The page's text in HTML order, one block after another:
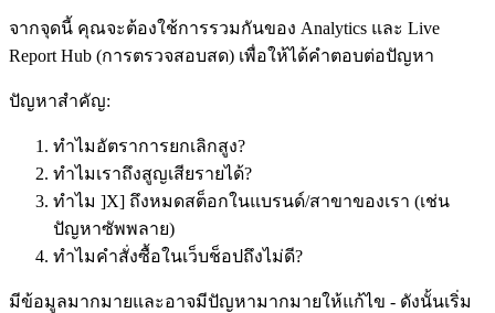
จากจุดนี้ คุณจะต้องใช้การรวมกันของ Analytics และ Live
Report Hub (การตรวจสอบสด) เพื่อให้ได้คำตอบต่อปัญหา
ปัญหาสำคัญ:
ทำไมอัตราการยกเลิกสูง?
ทำไมเราถึงสูญเสียรายได้?
ทำไม ]X] ถึงหมดสต็อกในแบรนด์/สาขาของเรา (เช่น
ปัญหาซัพพลาย)
ทำไมคำสั่งซื้อในเว็บช็อปถึงไม่ดี?
มีข้อมูลมากมายและอาจมีปัญหามากมายให้แก้ไข - ดังนั้นเริ่ม